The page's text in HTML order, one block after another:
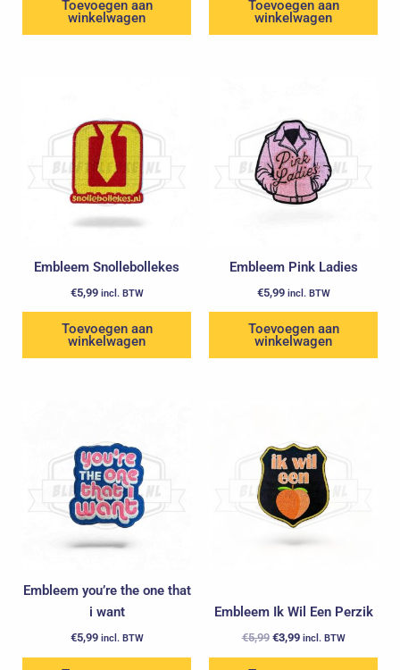
Toevoegen aan
winkelwagen
Toevoegen aan
winkelwagen
Embleem Snollebollekes
€5,99 incl. BTW
Toevoegen aan
winkelwagen
Embleem Pink Ladies
€5,99 incl. BTW
Toevoegen aan
winkelwagen
Embleem you’re the one that
i want
€5,99 incl. BTW
Embleem Ik Wil Een Perzik
€5,99
€5,99.
€3,99
€3,99.
incl. BTW